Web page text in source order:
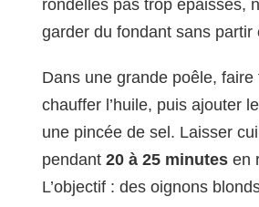
rondelles pas trop épaisses,
garder du fondant sans partir
Dans une grande poêle,
chauffer l’huile, puis ajouter
une pincée de sel. Laisser
pendant 20 à 25 minutes en
L’objectif : des oignons